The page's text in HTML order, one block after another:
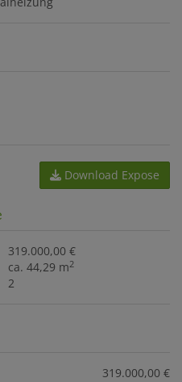
Download Expose
319.000,00 €
ca. 44,29 m2
2
319.000,00 €